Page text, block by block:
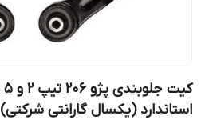
استاندارد (یکسال گارانتی شرکتی)